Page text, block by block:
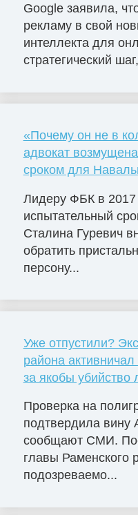
Google заявила,
рекламу в свой
интеллекта для
стратегический
«Почему он не в
адвокат
сроком для
Лидеру ФБК в 2017
испытательный
Сталина Гуревич
обратить
персону...
Уже отпустили?
района
за якобы
Проверка на
подтвердила вину
сообщают СМИ.
главы Раменского
подозреваемо...